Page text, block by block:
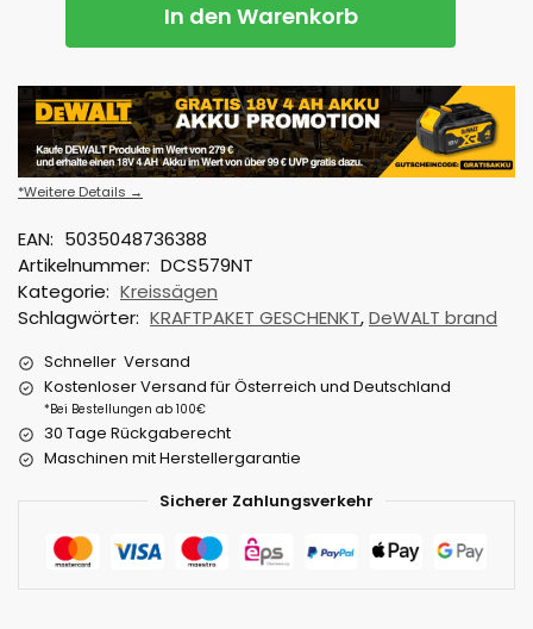
In den Warenkorb
*Weitere Details →
EAN: 5035048736388
Artikelnummer: DCS579NT
Kategorie: Kreissägen
Schlagwörter: KRAFTPAKET GESCHENKT,DeWALT brand
Schneller Versand
Kostenloser Versand für Österreich und Deutschland
*Bei Bestellungen ab 100€
30 Tage Rückgaberecht
Maschinen mit Herstellergarantie
Sicherer Zahlungsverkehr